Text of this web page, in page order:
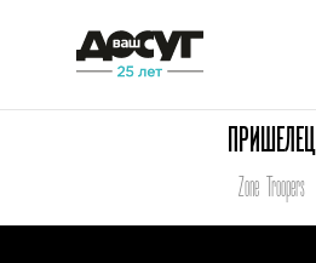
ПРИШЕЛЕЦ
Zone Troopers